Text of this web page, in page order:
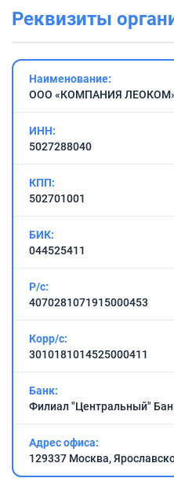
Реквизиты
Наименование:
ООО «КОМПАНИЯ
ИНН:
5027288040
КПП:
502701001
БИК:
044525411
Р/с:
4070281071915000453
Корр/с:
3010181014525000411
Банк:
Филиал "Центральный"
Адрес офиса:
129337 Москва,